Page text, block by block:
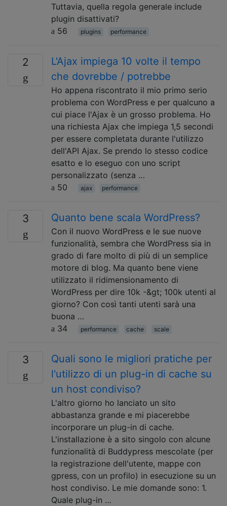
Tuttavia, quella regola generale include
plugin disattivati?
56
plugins performance
2
L'Ajax impiega 10 volte il tempo
che dovrebbe / potrebbe
Ho appena riscontrato il mio primo serio
problema con WordPress e per qualcuno a
cui piace l'Ajax è un grosso problema. Ho
una richiesta Ajax che impiega 1,5 secondi
per essere completata durante l'utilizzo
dell'API Ajax. Se prendo lo stesso codice
esatto e lo eseguo con uno script
personalizzato (senza …
50
ajax performance
3 Quanto bene scala WordPress?
Con il nuovo WordPress e le sue nuove
funzionalità, sembra che WordPress sia in
grado di fare molto di più di un semplice
motore di blog. Ma quanto bene viene
utilizzato il ridimensionamento di
WordPress per dire 10k -&gt; 100k utenti al
giorno? Con così tanti utenti sarà una
buona …
34
performance cache scale
3
Quali sono le migliori pratiche per
l'utilizzo di un plug-in di cache su
un host condiviso?
L'altro giorno ho lanciato un sito
abbastanza grande e mi piacerebbe
incorporare un plug-in di cache.
L'installazione è a sito singolo con alcune
funzionalità di Buddypress mescolate (per
la registrazione dell'utente, mappe con
gpress, con un profilo) in esecuzione su un
host condiviso. Le mie domande sono: 1.
Quale plug-in …